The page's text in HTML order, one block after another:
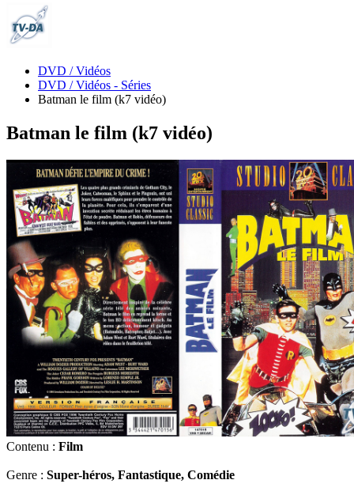
DVD / Vidéos
DVD / Vidéos - Séries
Batman le film (k7 vidéo)
Batman le film (k7 vidéo)
Contenu : Film
Genre : Super-héros, Fantastique, Comédie